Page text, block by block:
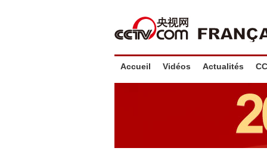
Accueil Vidéos Actualités